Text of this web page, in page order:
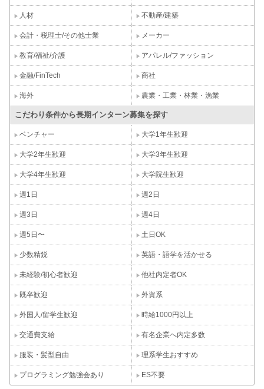
人材 不動産/建築
会計・税理士/その他士業 メーカー
教育/福祉/介護 アパレル/ファッション
金融/FinTech 商社
海外 農業・工業・林業・漁業
こだわり条件から長期インターン募集を探す
ベンチャー 大学1年生歓迎
大学2年生歓迎 大学3年生歓迎
大学4年生歓迎 大学院生歓迎
週1日 週2日
週3日 週4日
週5日〜 土日OK
少数精鋭 英語・語学を活かせる
未経験/初心者歓迎 他社内定者OK
既卒歓迎 外資系
外国人/留学生歓迎 時給1000円以上
交通費支給 有名企業へ内定多数
服装・髪型自由 理系学生おすすめ
プログラミング勉強会あり ES不要